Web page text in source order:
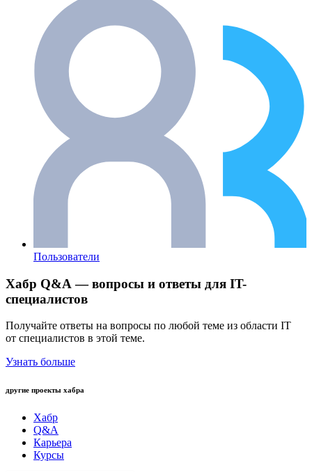
Пользователи
Хабр Q&A — вопросы и ответы для IT-
специалистов
Получайте ответы на вопросы по любой теме из области IT
от специалистов в этой теме.
Узнать больше
другие проекты хабра
Хабр
Q&A
Карьера
Курсы